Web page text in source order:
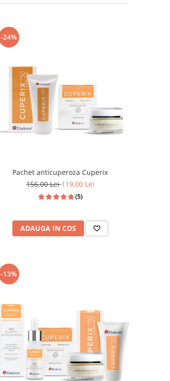
-24%
Pachet anticuperoza Cuperix
156,00 Lei119,00 Lei
(5)
ADAUGA IN COS
-13%